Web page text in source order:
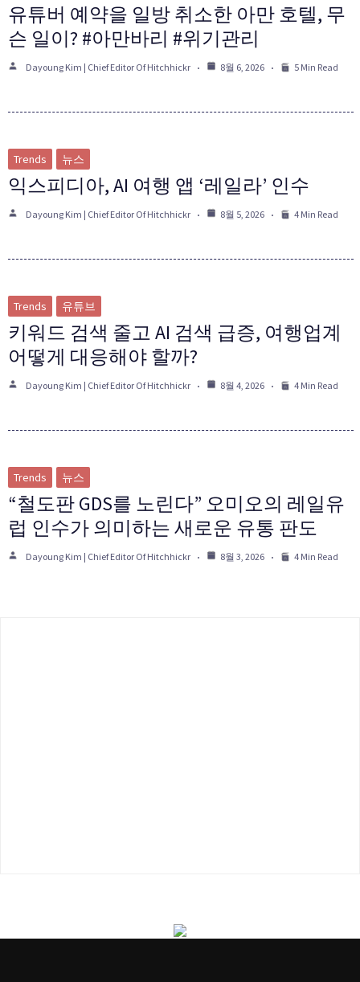
유튜버 예약을 일방 취소한 아만 호텔, 무
슨 일이? #아만바리 #위기관리
Dayoung Kim | Chief Editor Of Hitchhickr 8월 6, 2026 5 Min Read
Trends 뉴스
익스피디아, AI 여행 앱 ‘레일라’ 인수
Dayoung Kim | Chief Editor Of Hitchhickr 8월 5, 2026 4 Min Read
Trends 유튜브
키워드 검색 줄고 AI 검색 급증, 여행업계
어떻게 대응해야 할까?
Dayoung Kim | Chief Editor Of Hitchhickr 8월 4, 2026 4 Min Read
Trends 뉴스
“철도판 GDS를 노린다” 오미오의 레일유
럽 인수가 의미하는 새로운 유통 판도
Dayoung Kim | Chief Editor Of Hitchhickr 8월 3, 2026 4 Min Read